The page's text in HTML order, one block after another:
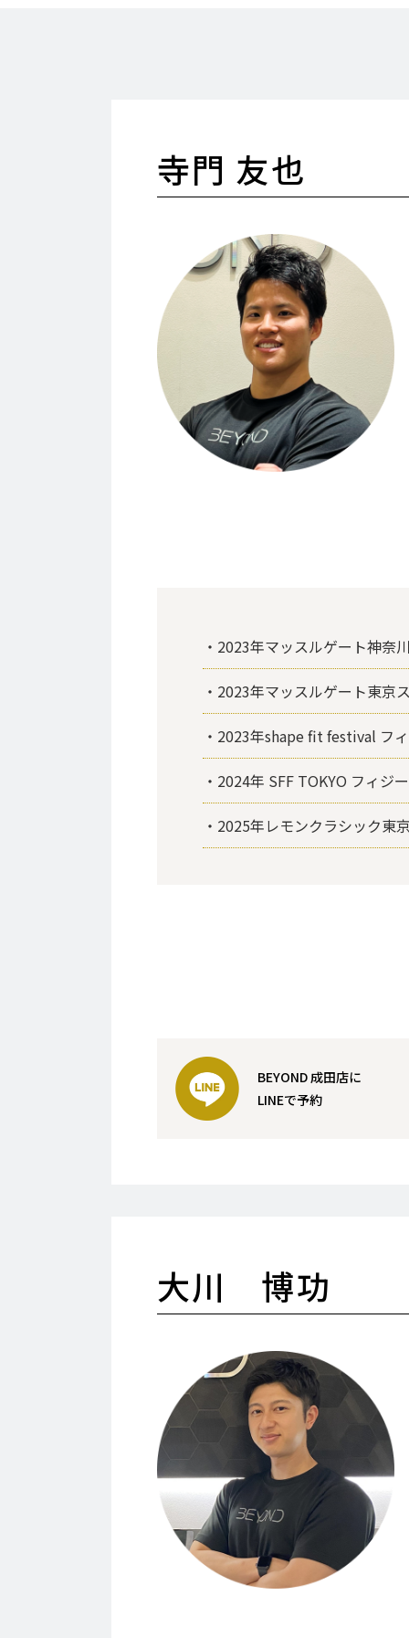
寺門 友也
・2023年マッスルゲート神奈
・2023年マッスルゲート東京
・2023年shape fit festival フ
・2024年 SFF TOKYO フィジ
・2025年レモンクラシック東
BEYOND 成田店に
LINEで予約
大川 博功